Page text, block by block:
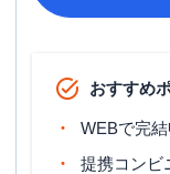
おすすめ
WEBで完
提携コンビ